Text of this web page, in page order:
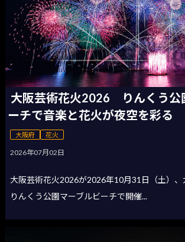
大阪芸術花火2026 りんくう公
ーチで音楽と花火が夜空を彩る
大阪府 花火
2026年07月02日
大阪芸術花火2026が2026年10月31日（土）、
りんくう公園マーブルビーチで開催...